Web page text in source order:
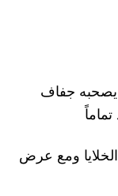
يصحبه جفاف
ومع عرض